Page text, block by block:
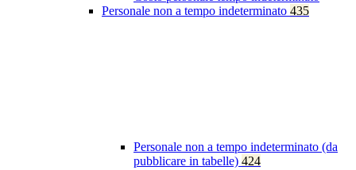
Personale non a tempo indeterminato 435
Personale non a tempo indeterminato (da
pubblicare in tabelle) 424